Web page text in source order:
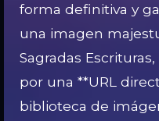
forma definitiva y
una imagen
Sagradas
por una **URL
biblioteca de